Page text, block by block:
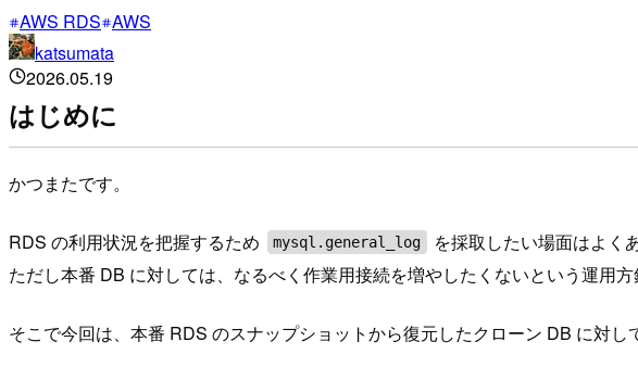
AWS RDS AWS
katsumata
2026.05.19
はじめに
かつまたです。
RDS の利用状況を把握するため mysql.general_log
を採取したい場面はよく
ただし本番 DB に対しては、なるべく作業用接続を増やしたくないという運用方
そこで今回は、本番 RDS のスナップショットから復元したクローン DB に対し